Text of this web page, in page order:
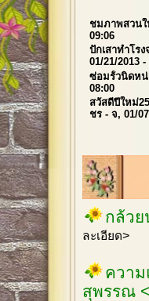
ชมภาพสวน
09:06
ปักเสาทำโร
01/21/2013 -
ซ่อมรั้วนิดห
08:00
สวัสดีปีใหม่
ชร - จ, 01/
กล้วย
ละเอียด>
ความ
สุพรรณ <